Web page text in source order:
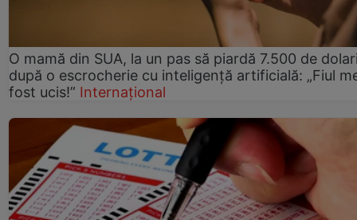
O mamă din SUA, la un pas să piardă 7.500 de
după o escrocherie cu inteligență artificială: „Fiul
fost ucis!” Internațional